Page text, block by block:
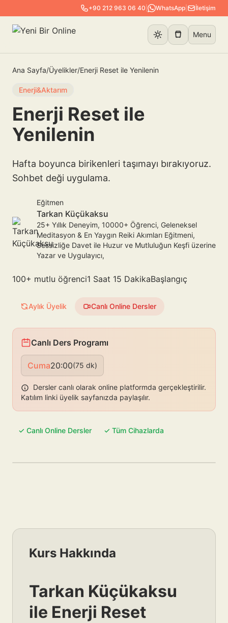
+90 212 963 06 40 WhatsApp İletişim
Menu
Ana Sayfa/Üyelikler/Enerji Reset ile Yenilenin
Enerji&Aktarım
Enerji Reset ile
Yenilenin
Hafta boyunca birikenleri taşımayı bırakıyoruz.
Sohbet deği uygulama.
Eğitmen
Tarkan Küçükaksu
25+ Yıllık Deneyim, 10000+ Öğrenci, Geleneksel
Meditasyon & En Yaygın Reiki Akımları Eğitmeni,
Sessizliğe Davet ile Huzur ve Mutluluğun Keşfi üzerine
Yazar ve Uygulayıcı,
100+ mutlu öğrenci1 Saat 15 DakikaBaşlangıç
Aylık Üyelik Canlı Online Dersler
Canlı Ders Programı
Cuma20:00(75 dk)
Dersler canlı olarak online platformda gerçekleştirilir.
Katılım linki üyelik sayfanızda paylaşılır.
✓ Canlı Online Dersler ✓ Tüm Cihazlarda
Kurs Hakkında
Tarkan Küçükaksu
ile Enerji Reset